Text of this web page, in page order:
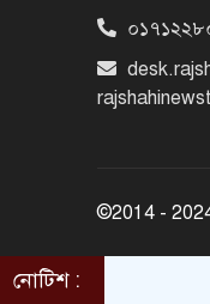
©2014 -
নোটিশ :